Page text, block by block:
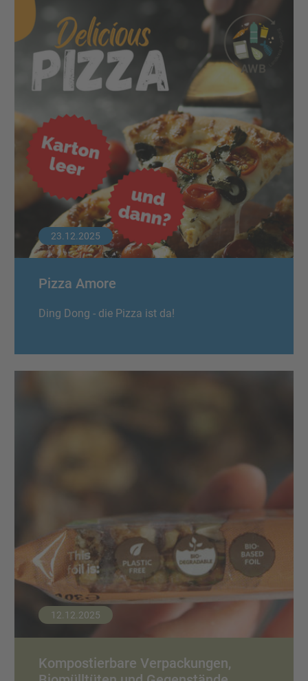
23.12.2025
Pizza Amore
Ding Dong - die Pizza ist da!
12.12.2025
Kompostierbare Verpackungen,